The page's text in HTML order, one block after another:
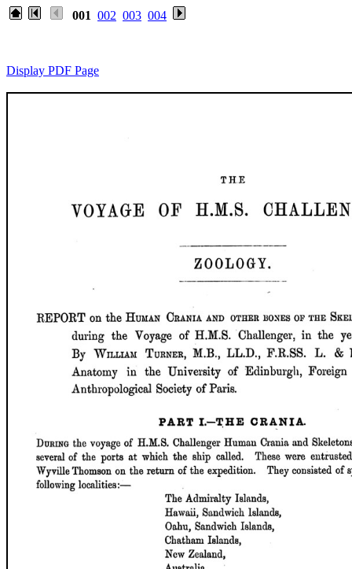
001 002 003 004
Display PDF Page